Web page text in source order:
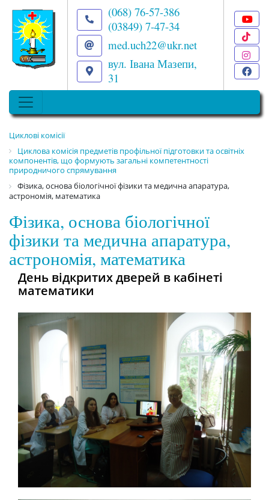
(068) 76-57-386
(03849) 7-47-34
med.uch22@ukr.net
вул. Івана Мазепи,
31
Циклові комісії
Циклова комісія предметів профільної підготовки та освітніх
компонентів, що формують загальні компетентності
природничого спрямування
Фізика, основа біологічної фізики та медична апаратура,
астрономія, математика
Фізика, основа біологічної
фізики та медична апаратура,
астрономія, математика
День відкритих дверей в кабінеті
математики